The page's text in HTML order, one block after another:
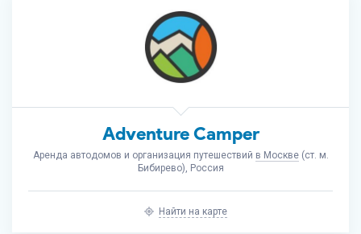
Adventure Camper
Аренда автодомов и организация путешествий в Москве(ст. м.
Бибирево), Россия
Найти на карте